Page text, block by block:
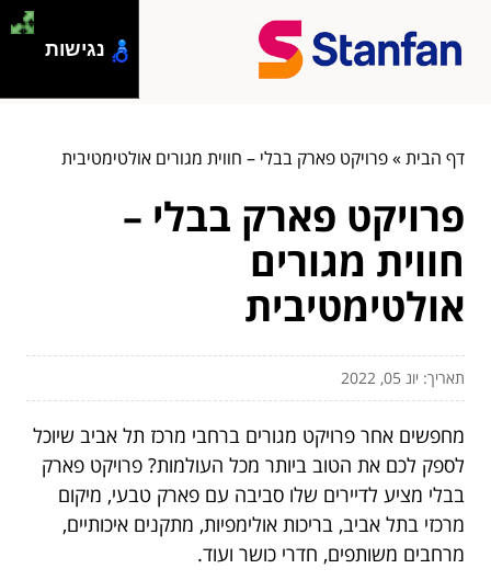
דף הבית»פרויקט פארק בבלי – חווית מגורים אולטימטיבית
פרויקט פארק בבלי –
חווית מגורים
אולטימטיבית
תאריך: יונ 05, 2022
מחפשים אחר פרויקט מגורים ברחבי מרכז תל אביב שיוכל
לספק לכם את הטוב ביותר מכל העולמות? פרויקט פארק
בבלי מציע לדיירים שלו סביבה עם פארק טבעי, מיקום
מרכזי בתל אביב, בריכות אולימפיות, מתקנים איכותיים,
מרחבים משותפים, חדרי כושר ועוד.
נגישות